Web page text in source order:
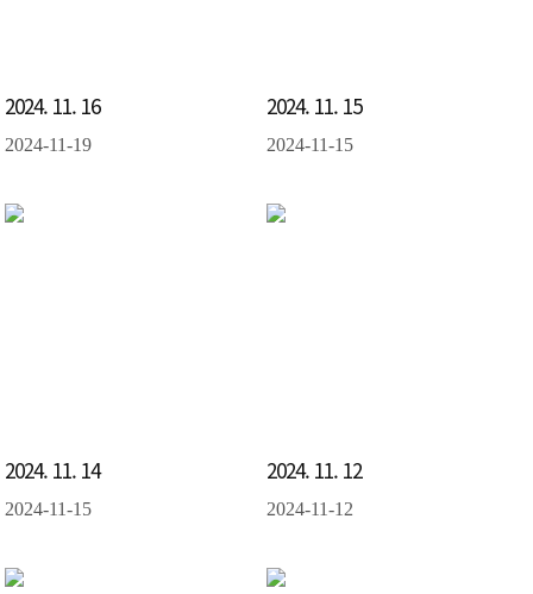
2024. 11. 16
2024-11-19
2024. 11. 15
2024-11-15
2024. 11. 14
2024-11-15
2024. 11. 12
2024-11-12